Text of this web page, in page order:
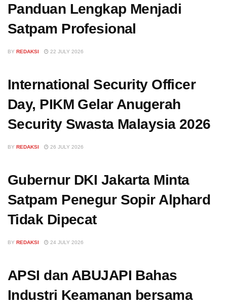
Panduan Lengkap Menjadi
Satpam Profesional
BY REDAKSI 22 JULY 2026
International Security Officer
Day, PIKM Gelar Anugerah
Security Swasta Malaysia 2026
BY REDAKSI 26 JULY 2026
Gubernur DKI Jakarta Minta
Satpam Penegur Sopir Alphard
Tidak Dipecat
BY REDAKSI 24 JULY 2026
APSI dan ABUJAPI Bahas
Industri Keamanan bersama